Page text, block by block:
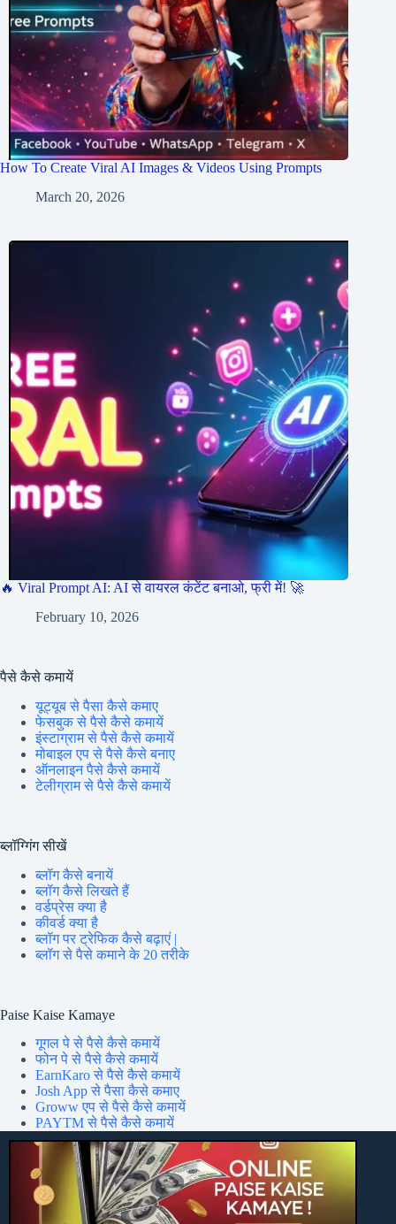
How To Create Viral AI Images & Videos Using Prompts
March 20, 2026
🔥 Viral Prompt AI: AI से वायरल कंटेंट बनाओ, फ्री में! 🚀
February 10, 2026
पैसे कैसे कमायें
यूट्यूब से पैसा कैसे कमाए
फेसबुक से पैसे कैसे कमायें
इंस्टाग्राम से पैसे कैसे कमायें
मोबाइल एप से पैसे कैसे बनाए
ऑनलाइन पैसे कैसे कमायें
टेलीग्राम से पैसे कैसे कमायें
ब्लॉग्गिंग सीखें
ब्लॉग कैसे बनायें
ब्लॉग कैसे लिखते हैं
वर्डप्रेस क्या है
कीवर्ड क्या है
ब्लॉग पर ट्रेफिक कैसे बढ़ाएं |
ब्लॉग से पैसे कमाने के 20 तरीके
Paise Kaise Kamaye
गूगल पे से पैसे कैसे कमायें
फोन पे से पैसे कैसे कमायें
EarnKaro से पैसे कैसे कमायें
Josh App से पैसा कैसे कमाए
Groww एप से पैसे कैसे कमायें
PAYTM से पैसे कैसे कमायें